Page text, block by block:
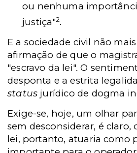
ou nenhuma
justiça"2.
E a sociedade civil não
afirmação de que o
"escravo da lei". O
desponta e a estrita
status jurídico de dogma
Exige-se, hoje, um olhar
sem desconsiderar, é claro,
lei, portanto, atuaria como